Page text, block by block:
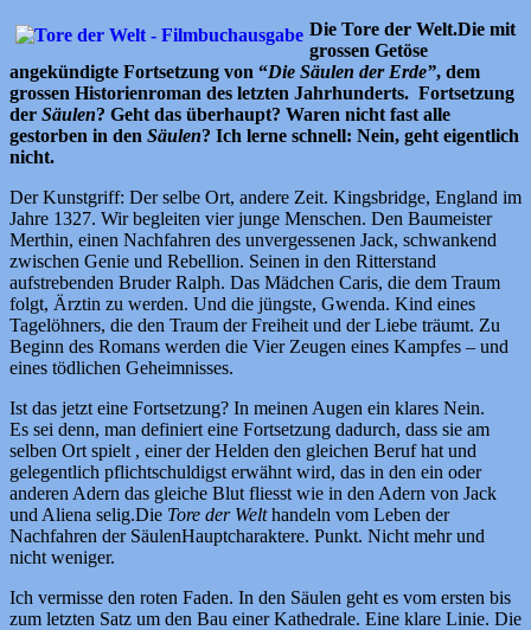
Die Tore der Welt.Die mit
grossen Getöse
angekündigte Fortsetzung von “Die Säulen der Erde”, dem
grossen Historienroman des letzten Jahrhunderts. Fortsetzung
der Säulen? Geht das überhaupt? Waren nicht fast alle
gestorben in den Säulen? Ich lerne schnell: Nein, geht eigentlich
nicht.
Der Kunstgriff: Der selbe Ort, andere Zeit. Kingsbridge, England im
Jahre 1327. Wir begleiten vier junge Menschen. Den Baumeister
Merthin, einen Nachfahren des unvergessenen Jack, schwankend
zwischen Genie und Rebellion. Seinen in den Ritterstand
aufstrebenden Bruder Ralph. Das Mädchen Caris, die dem Traum
folgt, Ärztin zu werden. Und die jüngste, Gwenda. Kind eines
Tagelöhners, die den Traum der Freiheit und der Liebe träumt. Zu
Beginn des Romans werden die Vier Zeugen eines Kampfes – und
eines tödlichen Geheimnisses.
Ist das jetzt eine Fortsetzung? In meinen Augen ein klares Nein.
Es sei denn, man definiert eine Fortsetzung dadurch, dass sie am
selben Ort spielt , einer der Helden den gleichen Beruf hat und
gelegentlich pflichtschuldigst erwähnt wird, das in den ein oder
anderen Adern das gleiche Blut fliesst wie in den Adern von Jack
und Aliena selig.Die Tore der Welthandeln vom Leben der
Nachfahren der SäulenHauptcharaktere. Punkt. Nicht mehr und
nicht weniger.
Ich vermisse den roten Faden. In den Säulen geht es vom ersten bis
zum letzten Satz um den Bau einer Kathedrale. Eine klare Linie. Die